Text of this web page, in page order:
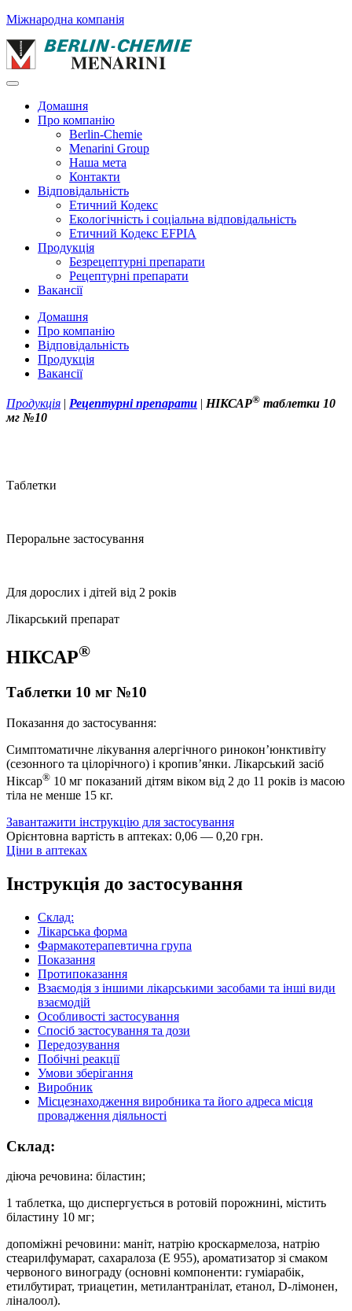
Міжнародна компанія
Домашня
Про компанію
Berlin-Chemie
Menarini Group
Наша мета
Контакти
Відповідальність
Етичний Кодекс
Екологічність і соціальна відповідальність
Етичний Кодекс EFPIA
Продукція
Безрецептурні препарати
Рецептурні препарати
Вакансії
Домашня
Про компанію
Відповідальність
Продукція
Вакансії
Продукція | Рецептурні препарати | НІКСАР® таблетки 10
мг №10
Таблетки
Пероральне застосування
Для дорослих і дітей від 2 років
Лікарський препарат
НІКСАР®
Таблетки 10 мг №10
Показання до застосування:
Симптоматичне лікування алергічного ринокон’юнктивіту
(сезонного та цілорічного) і кропив’янки. Лікарський засіб
Ніксар® 10 мг показаний дітям віком від 2 до 11 років із масою
тіла не менше 15 кг.
Завантажити інструкцію для застосування
Орієнтовна вартість в аптеках: 0,06 — 0,20 грн.
Ціни в аптеках
Інструкція до застосування
Склад:
Лікарська форма
Фармакотерапевтична група
Показання
Протипоказання
Взаємодія з іншими лікарськими засобами та інші види
взаємодій
Особливості застосування
Спосіб застосування та дози
Передозування
Побічні реакції
Умови зберігання
Виробник
Місцезнаходження виробника та його адреса місця
провадження діяльності
Склад:
діюча речовина: біластин;
1 таблетка, що диспергується в ротовій порожнині, містить
біластину 10 мг;
допоміжні речовини: маніт, натрію кроскармелоза, натрію
стеарилфумарат, сахаралоза (Е 955), ароматизатор зі смаком
червоного винограду (основні компоненти: гуміарабік,
етилбутират, триацетин, метилантранілат, етанол, D-лімонен,
ліналоол).